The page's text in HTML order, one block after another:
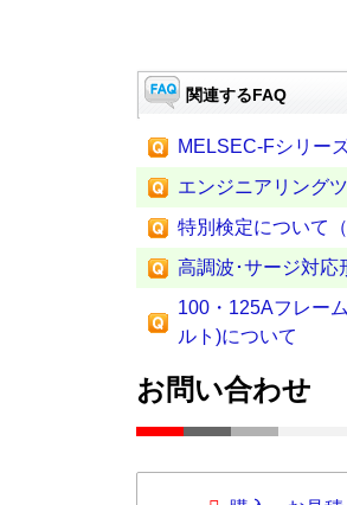
関連するFAQ
MELSEC-Fシリー
エンジニアリング
特別検定について
高調波･サージ対応
100・125Aフレー
ルト)について
お問い合わせ